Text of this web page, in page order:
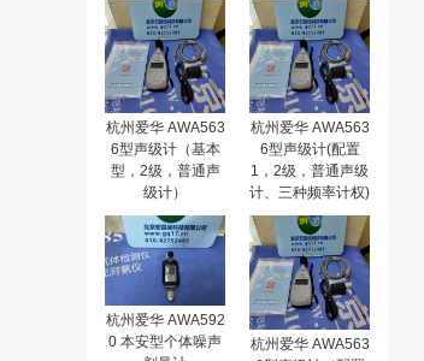
杭州爱华 AWA563
6型声级计（基本
型，2级，普通声
级计）
杭州爱华 AWA563
6型声级计(配置
1，2级，普通声级
计、三种频率计权)
杭州爱华 AWA592
0 本安型个体噪声
杭州爱华 AWA563